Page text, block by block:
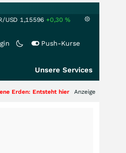
USD 1,15596 +0,30 %
Push-Kurse
Unsere Services
hier die nächste Milliardenstory?
Anzeige